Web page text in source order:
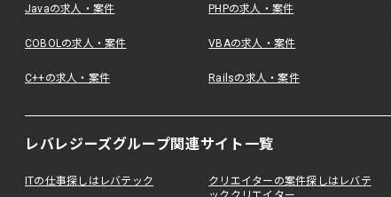
Javaの求人・案件 PHPの求人・案件
COBOLの求人・案件 VBAの求人・案件
C++の求人・案件 Railsの求人・案件
レバレジーズグループ関連サイト一覧
ITの仕事探しはレバテック
クリエイターの案件探しはレバテ